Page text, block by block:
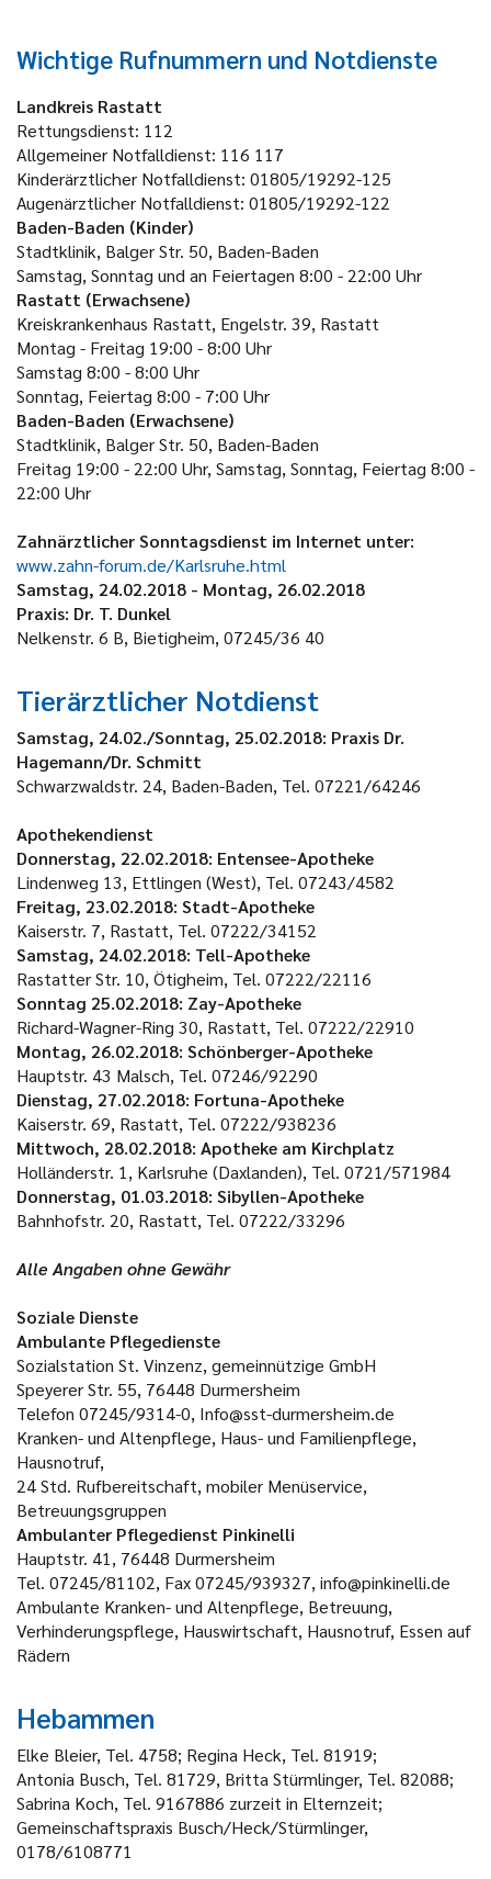
Wichtige Rufnummern und Notdienste
Landkreis Rastatt
Rettungsdienst: 112
Allgemeiner Notfalldienst: 116 117
Kinderärztlicher Notfalldienst: 01805/19292-125
Augenärztlicher Notfalldienst: 01805/19292-122
Baden-Baden (Kinder)
Stadtklinik, Balger Str. 50, Baden-Baden
Samstag, Sonntag und an Feiertagen 8:00 - 22:00 Uhr
Rastatt (Erwachsene)
Kreiskrankenhaus Rastatt, Engelstr. 39, Rastatt
Montag - Freitag 19:00 - 8:00 Uhr
Samstag 8:00 - 8:00 Uhr
Sonntag, Feiertag 8:00 - 7:00 Uhr
Baden-Baden (Erwachsene)
Stadtklinik, Balger Str. 50, Baden-Baden
Freitag 19:00 - 22:00 Uhr, Samstag, Sonntag, Feiertag 8:00 -
22:00 Uhr
Zahnärztlicher Sonntagsdienst im Internet unter:
www.zahn-forum.de/Karlsruhe.html
Samstag, 24.02.2018 - Montag, 26.02.2018
Praxis: Dr. T. Dunkel
Nelkenstr. 6 B, Bietigheim, 07245/36 40
Tierärztlicher Notdienst
Samstag, 24.02./Sonntag, 25.02.2018: Praxis Dr.
Hagemann/Dr. Schmitt
Schwarzwaldstr. 24, Baden-Baden, Tel. 07221/64246
Apothekendienst
Donnerstag, 22.02.2018: Entensee-Apotheke
Lindenweg 13, Ettlingen (West), Tel. 07243/4582
Freitag, 23.02.2018: Stadt-Apotheke
Kaiserstr. 7, Rastatt, Tel. 07222/34152
Samstag, 24.02.2018: Tell-Apotheke
Rastatter Str. 10, Ötigheim, Tel. 07222/22116
Sonntag 25.02.2018: Zay-Apotheke
Richard-Wagner-Ring 30, Rastatt, Tel. 07222/22910
Montag, 26.02.2018: Schönberger-Apotheke
Hauptstr. 43 Malsch, Tel. 07246/92290
Dienstag, 27.02.2018: Fortuna-Apotheke
Kaiserstr. 69, Rastatt, Tel. 07222/938236
Mittwoch, 28.02.2018: Apotheke am Kirchplatz
Holländerstr. 1, Karlsruhe (Daxlanden), Tel. 0721/571984
Donnerstag, 01.03.2018: Sibyllen-Apotheke
Bahnhofstr. 20, Rastatt, Tel. 07222/33296
Alle Angaben ohne Gewähr
Soziale Dienste
Ambulante Pflegedienste
Sozialstation St. Vinzenz, gemeinnützige GmbH
Speyerer Str. 55, 76448 Durmersheim
Telefon 07245/9314-0, Info@sst-durmersheim.de
Kranken- und Altenpflege, Haus- und Familienpflege,
Hausnotruf,
24 Std. Rufbereitschaft, mobiler Menüservice,
Betreuungsgruppen
Ambulanter Pflegedienst Pinkinelli
Hauptstr. 41, 76448 Durmersheim
Tel. 07245/81102, Fax 07245/939327, info@pinkinelli.de
Ambulante Kranken- und Altenpflege, Betreuung,
Verhinderungspflege, Hauswirtschaft, Hausnotruf, Essen auf
Rädern
Hebammen
Elke Bleier, Tel. 4758; Regina Heck, Tel. 81919;
Antonia Busch, Tel. 81729, Britta Stürmlinger, Tel. 82088;
Sabrina Koch, Tel. 9167886 zurzeit in Elternzeit;
Gemeinschaftspraxis Busch/Heck/Stürmlinger,
0178/6108771